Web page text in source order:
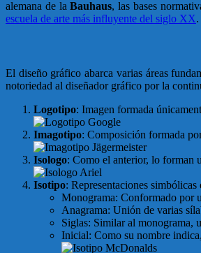
alemana de laBauhaus, las bases
escuela de arte más influyente del siglo XX
El diseño gráfico abarca varias áreas
notoriedad al diseñador gráfico por la
Logotipo: Imagen formada
Imagotipo: Composición formada
Isologo: Como el anterior, lo forman
Isotipo: Representaciones
Monograma: Conformado por
Anagrama: Unión de varias
Siglas: Similar al monograma,
Inicial: Como su nombre